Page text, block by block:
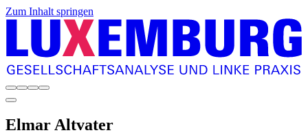
Zum Inhalt springen
ElmarAltvater